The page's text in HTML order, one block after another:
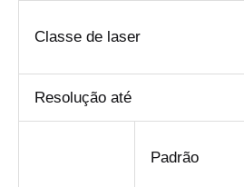
Classe de laser
Resolução até
Padrão